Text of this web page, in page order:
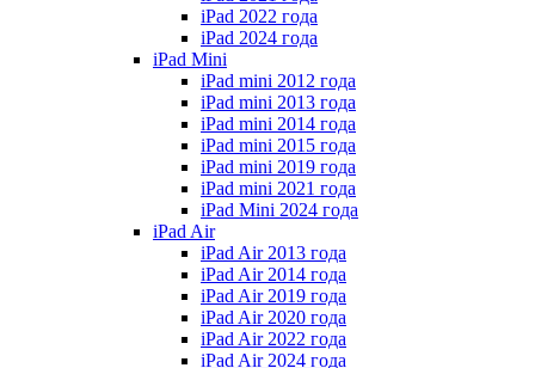
iPad 2022 года
iPad 2024 года
iPad Mini
iPad mini 2012 года
iPad mini 2013 года
iPad mini 2014 года
iPad mini 2015 года
iPad mini 2019 года
iPad mini 2021 года
iPad Mini 2024 года
iPad Air
iPad Air 2013 года
iPad Air 2014 года
iPad Air 2019 года
iPad Air 2020 года
iPad Air 2022 года
iPad Air 2024 года